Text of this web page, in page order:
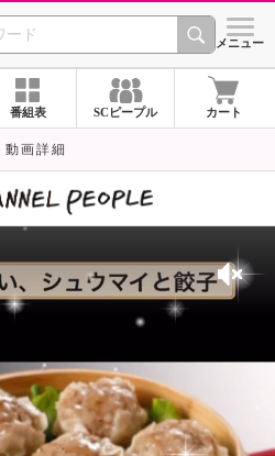
CHANNEL シメニュー
番組表 SCピープル カート
動画詳細